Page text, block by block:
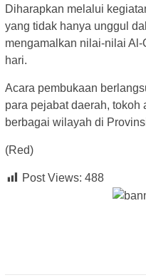
Diharapkan melalui
yang tidak hanya unggul
mengamalkan nilai-nilai Al-
hari.
Acara pembukaan
para pejabat daerah, tokoh
berbagai wilayah di
(Red)
Post Views: 488